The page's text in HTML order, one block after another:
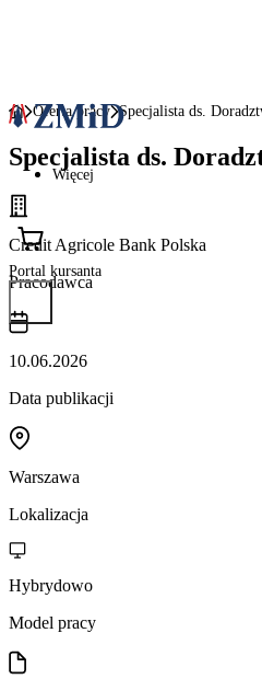
Więcej
Portal kursanta
Oferta pracy Specjalista ds.
Specjalista ds.
Credit Agricole Bank Polska
Pracodawca
10.06.2026
Data publikacji
Warszawa
Lokalizacja
Hybrydowo
Model pracy